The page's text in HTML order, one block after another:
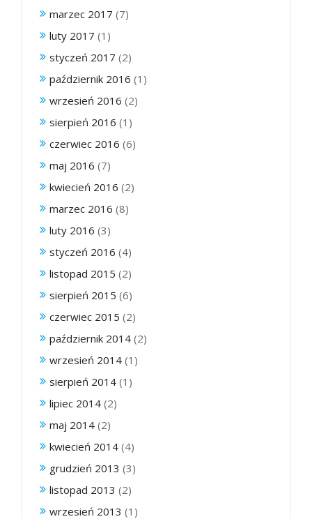
marzec 2017 (7)
luty 2017 (1)
styczeń 2017 (2)
październik 2016 (1)
wrzesień 2016 (2)
sierpień 2016 (1)
czerwiec 2016 (6)
maj 2016 (7)
kwiecień 2016 (2)
marzec 2016 (8)
luty 2016 (3)
styczeń 2016 (4)
listopad 2015 (2)
sierpień 2015 (6)
czerwiec 2015 (2)
październik 2014 (2)
wrzesień 2014 (1)
sierpień 2014 (1)
lipiec 2014 (2)
maj 2014 (2)
kwiecień 2014 (4)
grudzień 2013 (3)
listopad 2013 (2)
wrzesień 2013 (1)